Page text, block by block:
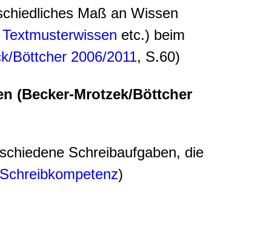
Maß an Wissen
Textmusterwissen etc.) beim
Böttcher 2006/2011, S.60)
(Becker-Mrotzek/Böttcher
Schreibaufgaben, die
Schreibkompetenz)